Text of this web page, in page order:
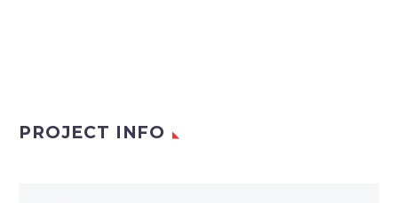
PROJECT INFO